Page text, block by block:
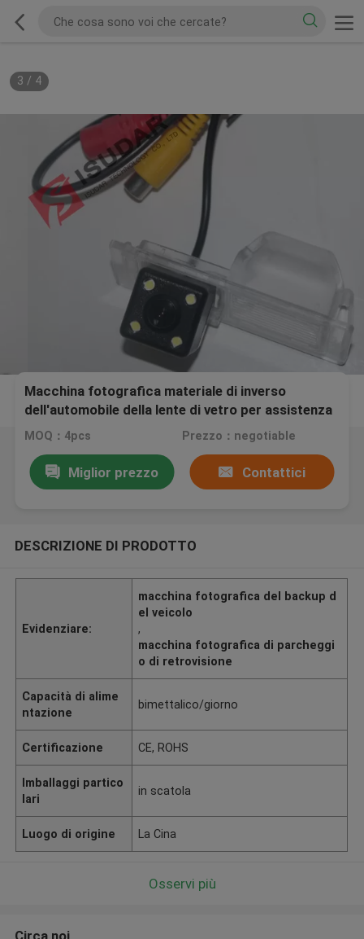
3 / 4
Macchina fotografica materiale di inverso
dell'automobile della lente di vetro per assistenza
di parcheggio di Chevrolet AVEO
MOQ：4pcs Prezzo：negotiable
Miglior prezzo Contattici
DESCRIZIONE DI PRODOTTO
Evidenziare:
macchina fotografica del backup d
el veicolo
,
macchina fotografica di parcheggi
o di retrovisione
Capacità di alime
ntazione
bimettalico/giorno
Certificazione CE, ROHS
Imballaggi partico
lari
in scatola
Luogo di origine La Cina
Osservi più